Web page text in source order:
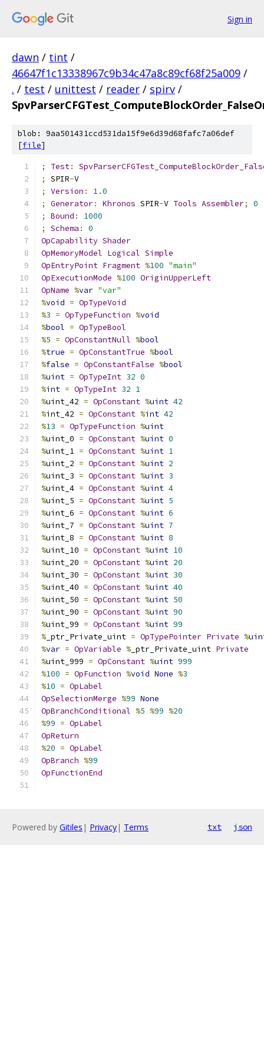
Sign in
dawn / tint /
46647f1c13338967c9b34c47a8c89cf68f25a009 /
. / test / unittest / reader / spirv /
blob: 9aa501431ccd531da15f9e6d39d68fafc7a06def
[file]
; Test:
;
SPIR-V
;
Version :
1.0
;
Generator: Khronos SPIR-V Tools Assembler;
0
;
Bound :
1000
;
Schema :
0
OpCapability Shader
OpMemoryModel Logical Simple
OpEntryPoint Fragment %100 "main"
OpExecutionMode %100 OriginUpperLeft
OpName %var "var"
%void = OpTypeVoid
%3 = OpTypeFunction %void
%bool = OpTypeBool
%5 = OpConstantNull %bool
%true = OpConstantTrue %bool
%false = OpConstantFalse %bool
%uint = OpTypeInt 32 0
%int = OpTypeInt 32 1
%uint_42 = OpConstant %uint 42
%int_42 = OpConstant %int 42
%13 = OpTypeFunction %uint
%uint_0 = OpConstant %uint 0
%uint_1 = OpConstant %uint 1
%uint_2 = OpConstant %uint 2
%uint_3 = OpConstant %uint 3
%uint_4 = OpConstant %uint 4
%uint_5 = OpConstant %uint 5
%uint_6 = OpConstant %uint 6
%uint_7 = OpConstant %uint 7
%uint_8 = OpConstant %uint 8
%uint_10 = OpConstant %uint 10
%uint_20 = OpConstant %uint 20
%uint_30 = OpConstant %uint 30
%uint_40 = OpConstant %uint 40
%uint_50 = OpConstant %uint 50
%uint_90 = OpConstant %uint 90
%uint_99 = OpConstant %uint 99
% _ptr_Private_uint = OpTypePointer Private %
%var = OpVariable % _ptr_Private_uint Private
%uint_999 = OpConstant %uint 999
%100 = OpFunction %void None %3
%10 = OpLabel
OpSelectionMerge %99 None
OpBranchConditional %5 %99 %20
%99 = OpLabel
OpReturn
%20 = OpLabel
OpBranch %99
OpFunctionEnd
Powered by Gitiles | Privacy| Terms txt json